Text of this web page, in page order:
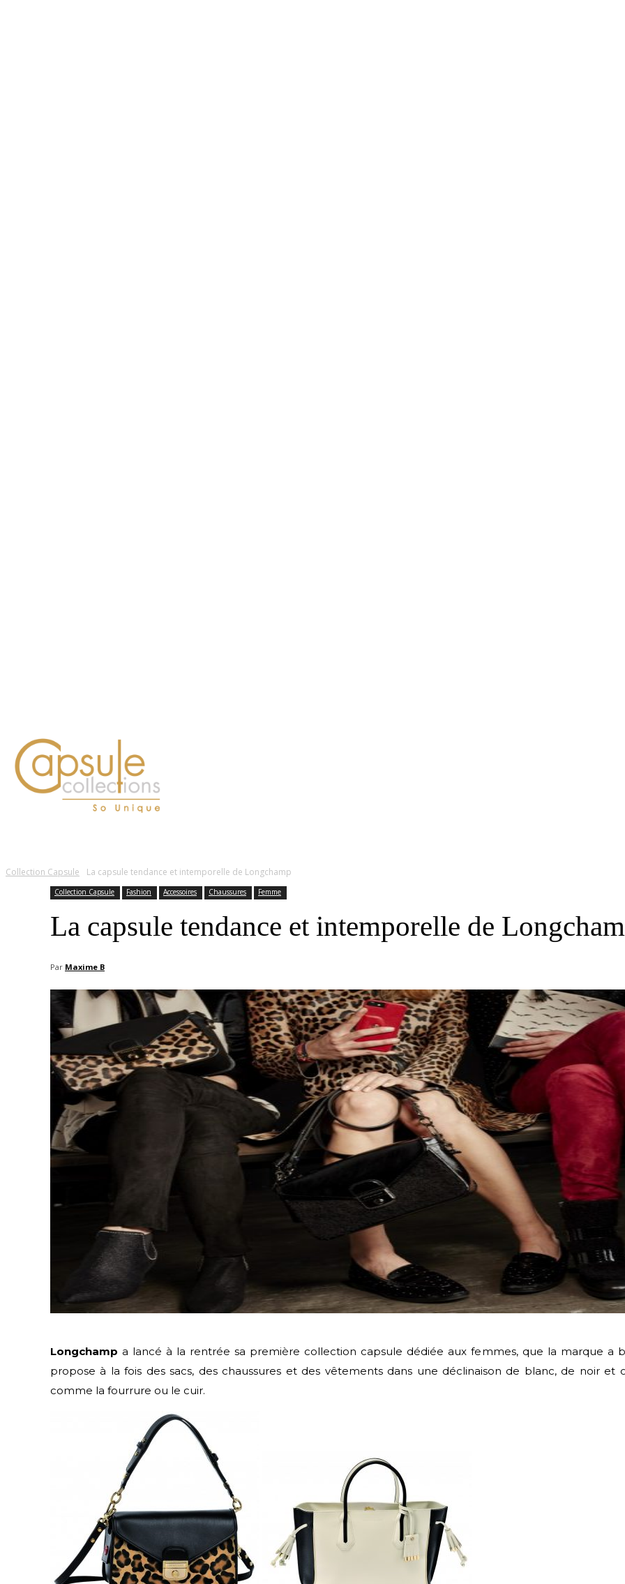
Collection Capsule La capsule tendance et intemporelle de Longchamp
Collection Capsule Fashion Accessoires Chaussures Femme
La capsule tendance et intemporelle de
Par Maxime B
Longchamp a lancé à la rentrée sa première collection capsule dédiée aux femmes, que la marque a
propose à la fois des sacs, des chaussures et des vêtements dans une déclinaison de blanc, de noir et
comme la fourrure ou le cuir.